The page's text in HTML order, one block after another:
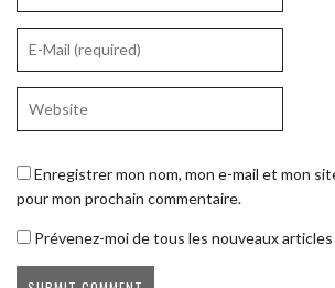
Enregistrer mon nom, mon e-mail et mon
pour mon prochain commentaire.
Prévenez-moi de tous les nouveaux articles